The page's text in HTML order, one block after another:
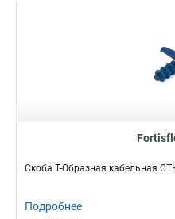
Скоба Т-Образная кабельная
Подробнее